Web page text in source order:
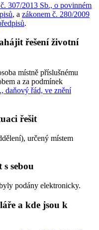
307/2013 Sb., o povinném
, a zákonem č. 280/2009
.
řešení životní
místně příslušnému
a za podmínek
daňový řád, ve znění
řešit
určený místem
sebou
podány elektronicky.
a kde jsou k